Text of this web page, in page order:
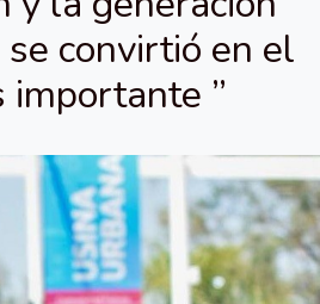
convirtió en el
importante ”